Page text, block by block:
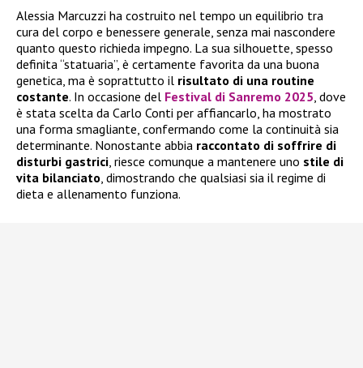
Alessia Marcuzzi ha costruito nel tempo un equilibrio tra
cura del corpo e benessere generale, senza mai nascondere
quanto questo richieda impegno. La sua silhouette, spesso
definita “statuaria”, è certamente favorita da una buona
genetica, ma è soprattutto il risultato di una routine
costante. In occasione del Festival di Sanremo 2025 , dove
è stata scelta da Carlo Conti per affiancarlo, ha mostrato
una forma smagliante, confermando come la continuità sia
determinante. Nonostante abbia raccontato di soffrire di
disturbi gastrici , riesce comunque a mantenere uno stile di
vita bilanciato , dimostrando che qualsiasi sia il regime di
dieta e allenamento funziona.